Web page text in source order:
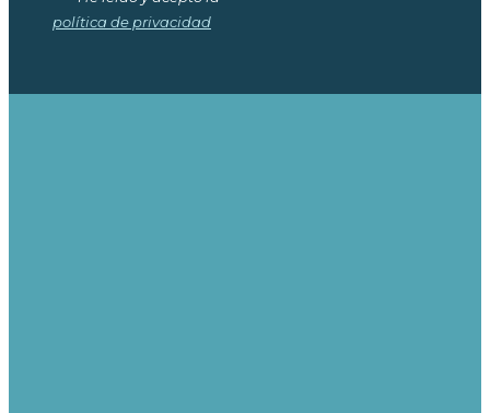
política de privacidad